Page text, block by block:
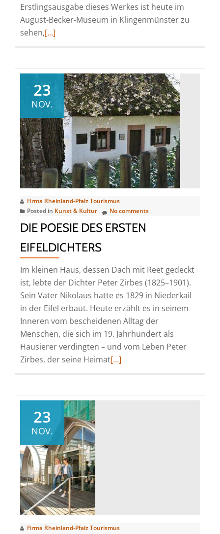
Erstlingsausgabe dieses Werkes ist heute im
August-Becker-Museum in Klingenmünster zu
sehen,Read
Besuch
beim
„Vater
der
Pfälzischen
Volkskunde“
[…]
23
NOV.
Firma Rheinland-Pfalz Tourismus
Posted in Kunst & Kultur No comments
DIE POESIE DES ERSTEN
EIFELDICHTERS
Im kleinen Haus, dessen Dach mit Reet gedeckt
ist, lebte der Dichter Peter Zirbes (1825–1901).
Sein Vater Nikolaus hatte es 1829 in Niederkail
in der Eifel erbaut. Heute erzählt es in seinem
Inneren vom bescheidenen Alltag der
Menschen, die sich im 19. Jahrhundert als
Hausierer verdingten – und vom Leben Peter
Zirbes, der seine HeimatRead
[…]
23
NOV.
Firma Rheinland-Pfalz Tourismus